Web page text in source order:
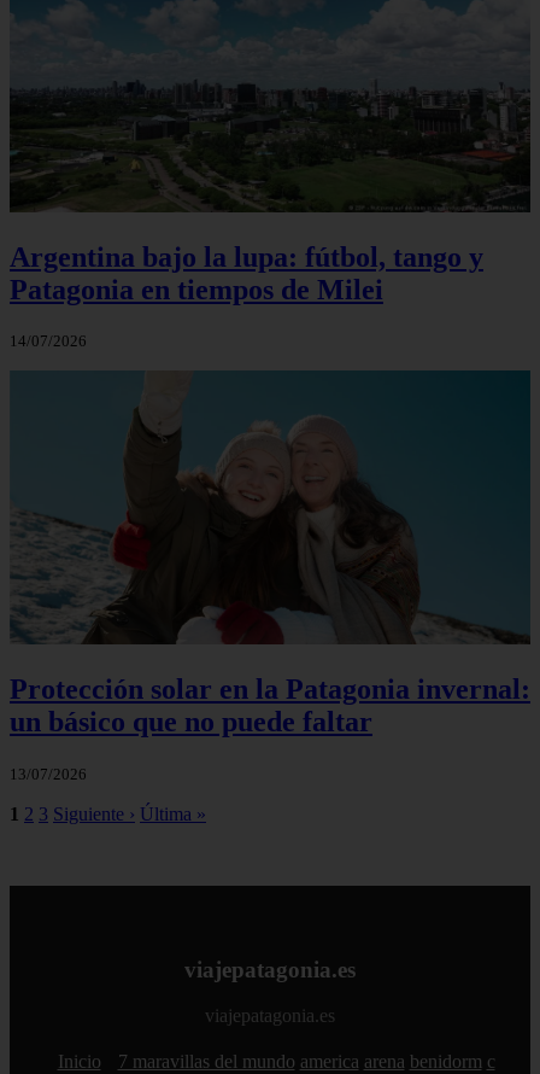
Argentina bajo la lupa: fútbol, tango y
Patagonia en tiempos de Milei
14/07/2026
Protección solar en la Patagonia invernal:
un básico que no puede faltar
13/07/2026
1 2 3 Siguiente › Última »
viajepatagonia.es
viajepatagonia.es
Inicio 7 maravillas del mundo america arena benidorm c